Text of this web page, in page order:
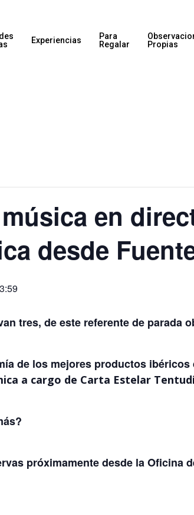
Experiencias
Para
Regalar
Propias
en
desde
tres, de este referente de parada
de los mejores productos
a cargo de Carta Estelar
próximamente desde la Oficina